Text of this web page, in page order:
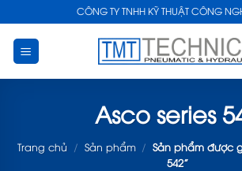
to
content
CÔNG TY TNHH KỸ THUẬT CÔNG
Asco series
Trang chủ / Sản phẩm / Sản phẩm được
542”